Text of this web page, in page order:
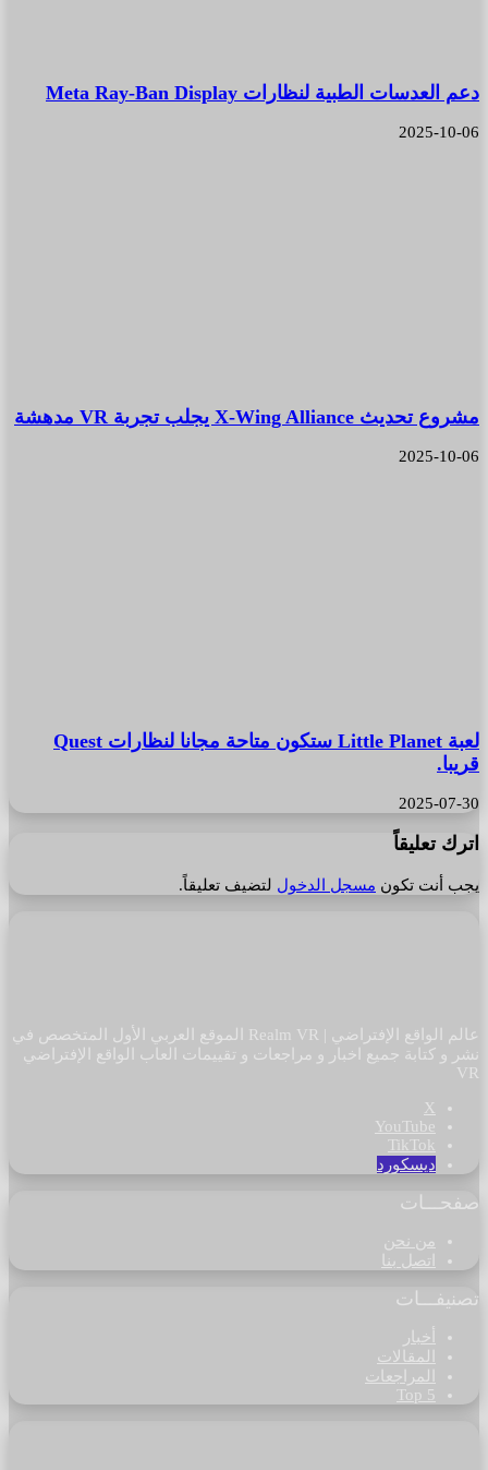
دعم العدسات الطبية لنظارات Meta Ray-Ban Display
2025-10-06
مشروع تحديث X-Wing Alliance يجلب تجربة VR مدهشة
2025-10-06
لعبة Little Planet ستكون متاحة مجانا لنظارات Quest
قريبا.
2025-07-30
اترك تعليقاً
يجب أنت تكون مسجل الدخول لتضيف تعليقاً.
عالم الواقع الإفتراضي | Realm VR الموقع العربي الأول المتخصص في
نشر و كتابة جميع اخبار و مراجعات و تقييمات العاب الواقع الإفتراضي
VR
‫X
‫YouTube
‫TikTok
ديسكورد
صفحـــات
من نحن
اتصل بنا
تصنيفـــات
أخبار
المقالات
المراجعات
Top 5